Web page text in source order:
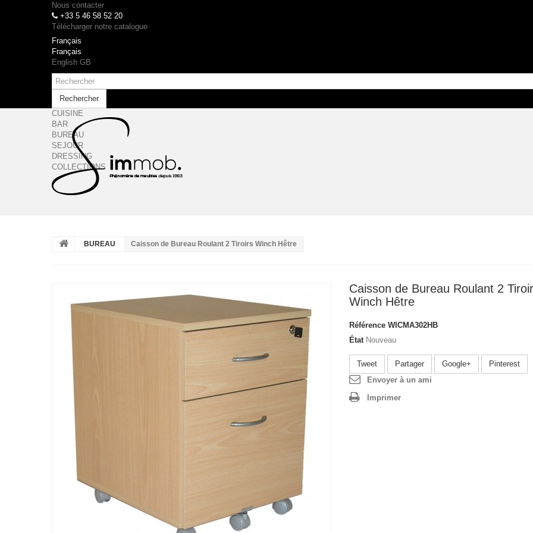
Nous contacter
+33 5 46 58 52 20
Télécharger notre catalogue
Français
Français
English GB
Rechercher
CUISINE
BAR
BUREAU
SEJOUR
DRESSING
COLLECTIONS
BUREAU Caisson de Bureau Roulant 2 Tiroirs Winch Hêtre
Caisson de Bureau Roulant 2
Winch Hêtre
Référence WICMA302HB
État Nouveau
Tweet Partager Google+
Pinterest
Envoyer à un ami
Imprimer